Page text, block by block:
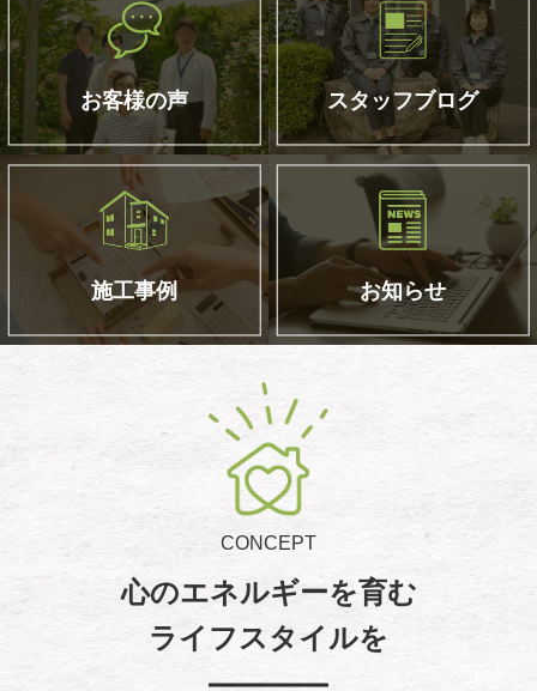
お客様の声 スタッフブログ
施工事例 お知らせ
心のエネルギーを育む
ライフスタイルを
CONCEPT